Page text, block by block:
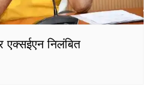
एक्सईएन निलंबित